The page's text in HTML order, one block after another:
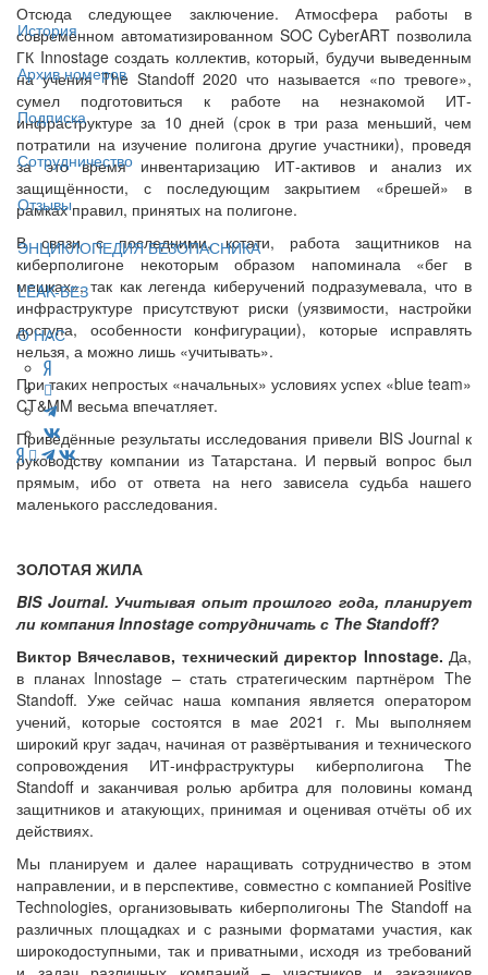
История
Архив номеров
Подписка
Сотрудничество
Отзывы
ЭНЦИКЛОПЕДИЯ БЕЗОПАСНИКА
LEAK-БЕЗ
О НАС
Отсюда следующее заключение. Атмосфера работы в
современном автоматизированном SOC CyberART позволила
ГК Innostage создать коллектив, который, будучи выведенным
на учения The Standoff 2020 что называется «по тревоге»,
сумел подготовиться к работе на незнакомой ИТ-
инфраструктуре за 10 дней (срок в три раза меньший, чем
потратили на изучение полигона другие участники), проведя
за это время инвентаризацию ИТ-активов и анализ их
защищённости, с последующим закрытием «брешей» в
рамках правил, принятых на полигоне.
В связи с последними, кстати, работа защитников на
киберполигоне некоторым образом напоминала «бег в
мешках», так как легенда киберучений подразумевала, что в
инфраструктуре присутствуют риски (уязвимости, настройки
доступа, особенности конфигурации), которые исправлять
нельзя, а можно лишь «учитывать».
При таких непростых «начальных» условиях успех «blue team»
CT&MM весьма впечатляет.
Приведённые результаты исследования привели BIS Journal к
руководству компании из Татарстана. И первый вопрос был
прямым, ибо от ответа на него зависела судьба нашего
маленького расследования.
ЗОЛОТАЯ ЖИЛА
BIS Journal. Учитывая опыт прошлого года, планирует
ли компания Innostage сотрудничать с The Standoff?
Виктор Вячеславов, технический директор Innostage. Да,
в планах Innostage – стать стратегическим партнёром The
Standoff. Уже сейчас наша компания является оператором
учений, которые состоятся в мае 2021 г. Мы выполняем
широкий круг задач, начиная от развёртывания и технического
сопровождения ИТ-инфраструктуры киберполигона The
Standoff и заканчивая ролью арбитра для половины команд
защитников и атакующих, принимая и оценивая отчёты об их
действиях.
Мы планируем и далее наращивать сотрудничество в этом
направлении, и в перспективе, совместно с компанией Positive
Technologies, организовывать киберполигоны The Standoff на
различных площадках и с разными форматами участия, как
широкодоступными, так и приватными, исходя из требований